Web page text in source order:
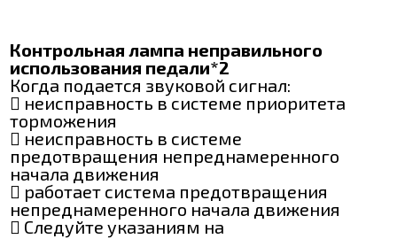
Контрольная лампа неправильного
использования педали*2
Когда подается звуковой сигнал:
 неисправность в системе приоритета
торможения
 неисправность в системе
предотвращения непреднамеренного
начала движения
 работает система предотвращения
непреднамеренного начала движения
 Следуйте указаниям на